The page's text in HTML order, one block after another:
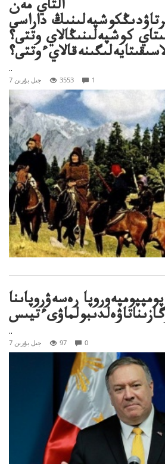
التاي مەن
داراسى
كوشپەلىنىڭالاي وتتى؟
..
7 جىل بۇرىن 3553 1
رەسەۋروپاىنا
..
7 جىل بۇرىن 97 0